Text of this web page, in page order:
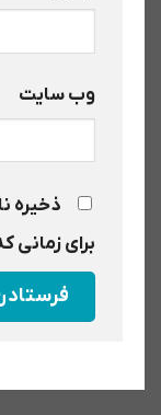
وب‌ سایت
ذخیره
برای زمانی